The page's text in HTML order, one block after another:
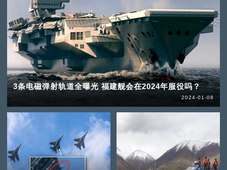
3条电磁弹射轨道全曝光 福建舰会在2024年服役吗？
2024-01-08